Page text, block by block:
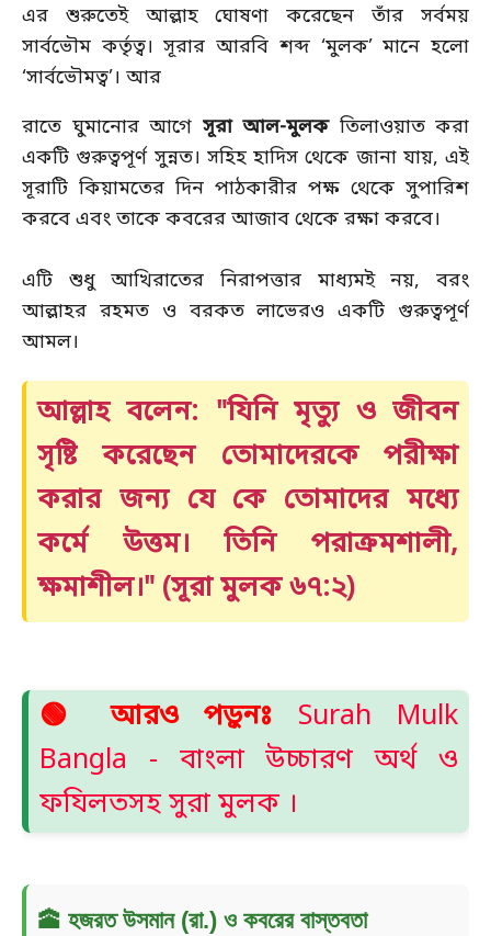
এর শুরুতেই আল্লাহ ঘোষণা করেছেন তাঁর সর্বময়
সার্বভৌম কর্তৃত্ব। সূরার আরবি শব্দ ‘মুলক’ মানে হলো
‘সার্বভৌমত্ব’। আর
রাতে ঘুমানোর আগে সূরা আল-মুলকতিলাওয়াত করা
একটি গুরুত্বপূর্ণ সুন্নত। সহিহ হাদিস থেকে জানা যায়, এই
সূরাটি কিয়ামতের দিন পাঠকারীর পক্ষ থেকে সুপারিশ
করবে এবং তাকে কবরের আজাব থেকে রক্ষা করবে।
এটি শুধু আখিরাতের নিরাপত্তার মাধ্যমই নয়, বরং
আল্লাহর রহমত ও বরকত লাভেরও একটি গুরুত্বপূর্ণ
আমল।
আল্লাহ বলেন: "যিনি মৃত্যু ও জীবন
সৃষ্টি করেছেন তোমাদেরকে পরীক্ষা
করার জন্য যে কে তোমাদের মধ্যে
কর্মে উত্তম। তিনি পরাক্রমশালী,
ক্ষমাশীল।" (সূরা মুলক ৬৭:২)
🟢 আরও পড়ুনঃ Surah Mulk
Bangla - বাংলা উচ্চারণ অর্থ ও
ফযিলতসহ সুরা মুলক ।
🕋 হজরত উসমান (রা.) ও কবরের বাস্তবতা